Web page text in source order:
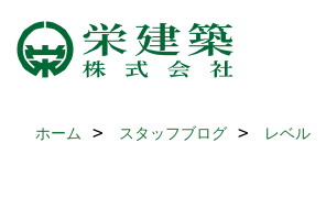
ホーム スタッフブログ レベル